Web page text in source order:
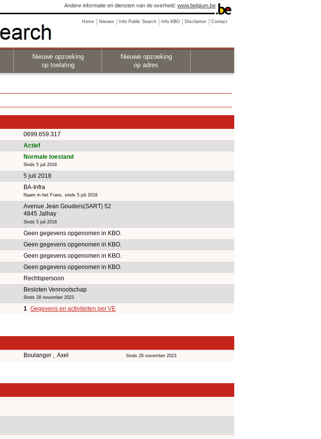
Andere informatie en diensten van de overheid: www.belgium.be
Home Nieuws Info Public Search Info KBO Disclaimer Contact
Nieuwe opzoeking
op toelating
Nieuwe opzoeking
op adres
0699.659.317
Actief
Normale toestand
Sinds 5 juli 2018
5 juli 2018
BA-Infra
Naam in het Frans, sinds 5 juli 2018
Avenue Jean Gouders(SART) 52
4845 Jalhay
Sinds 5 juli 2018
Geen gegevens opgenomen in KBO.
Geen gegevens opgenomen in KBO.
Geen gegevens opgenomen in KBO.
Geen gegevens opgenomen in KBO.
Rechtspersoon
Besloten Vennootschap
Sinds 28 november 2023
1 Gegevens en activiteiten per VE
Boulanger , Axel Sinds 28 november 2023